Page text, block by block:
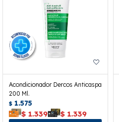
Acondicionador Dercos Anticaspa
200 Ml.
$ 1.575
$ 1.339 $ 1.339